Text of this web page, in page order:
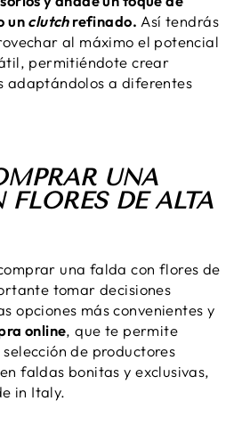
unclutchrefinado. Así tendrás
al máximo el potencial
permitiéndote crear
adaptándolos a diferentes
UNA
DE ALTA
una falda con flores de
tomar decisiones
opciones más convenientes y
online, que te permite
de productores
faldas bonitas y exclusivas,
in Italy.